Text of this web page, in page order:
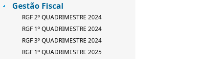
Gestão Fiscal
RGF 2º QUADRIMESTRE 2024
RGF 1º QUADRIMESTRE 2024
RGF 3º QUADRIMESTRE 2024
RGF 1º QUADRIMESTRE 2025